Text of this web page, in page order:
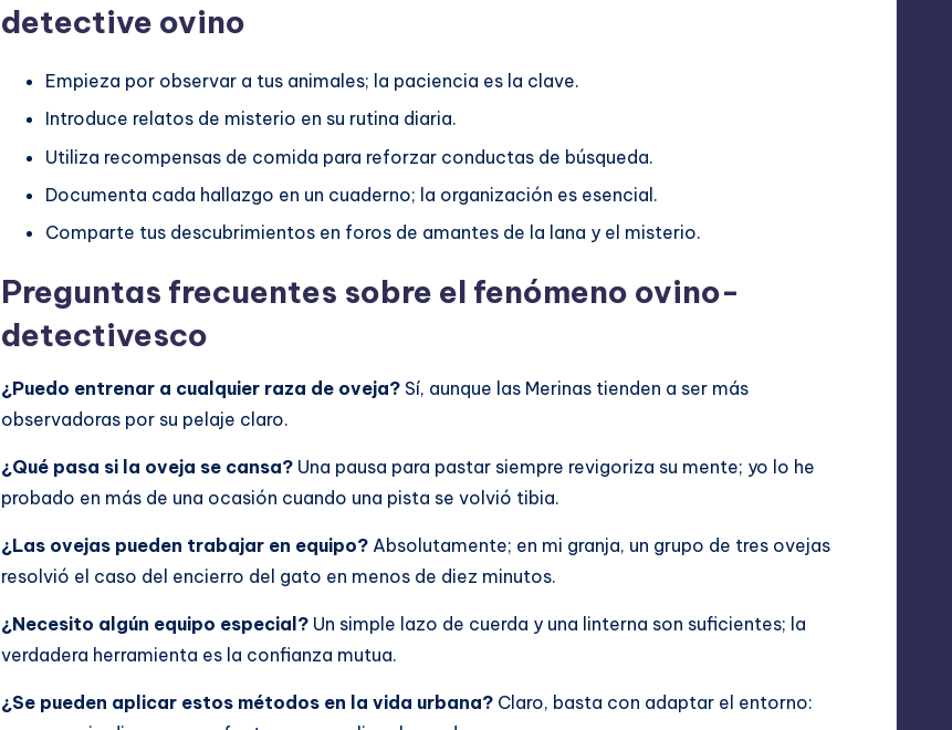
detective ovino
Empieza por observar a tus animales; la paciencia es la clave.
Introduce relatos de misterio en su rutina diaria.
Utiliza recompensas de comida para reforzar conductas de búsqueda.
Documenta cada hallazgo en un cuaderno; la organización es esencial.
Comparte tus descubrimientos en foros de amantes de la lana y el misterio.
Preguntas frecuentes sobre el fenómeno ovino-
detectivesco
¿Puedo entrenar a cualquier raza de oveja? Sí, aunque las Merinas tienden a ser más
observadoras por su pelaje claro.
¿Qué pasa si la oveja se cansa? Una pausa para pastar siempre revigoriza su mente; yo lo he
probado en más de una ocasión cuando una pista se volvió tibia.
¿Las ovejas pueden trabajar en equipo? Absolutamente; en mi granja, un grupo de tres ovejas
resolvió el caso del encierro del gato en menos de diez minutos.
¿Necesito algún equipo especial? Un simple lazo de cuerda y una linterna son suficientes; la
verdadera herramienta es la confianza mutua.
¿Se pueden aplicar estos métodos en la vida urbana? Claro, basta con adaptar el entorno: